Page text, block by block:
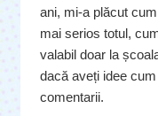
ani, mi-a plăcut
mai serios totul,
valabil doar la
dacă aveți idee
comentarii.